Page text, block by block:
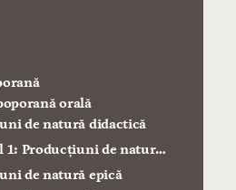
orală
de natură didactică
1: Producţiuni de natură
de natură epică